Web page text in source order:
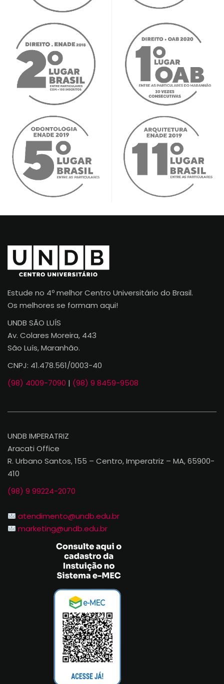
Estude no 4º melhor Centro Universitário do Brasil.
Os melhores se formam aqui!
UNDB SÃO LUÍS
Av. Colares Moreira, 443
São Luís, Maranhão.
CNPJ: 41.478.561/0003-40
(98) 4009-7090 | (98) 9 8459-9508
UNDB IMPERATRIZ
Aracati Office
R. Urbano Santos, 155 – Centro, Imperatriz – MA, 65900-
410
(98) 9 99224-2070
atendimento@undb.edu.br
marketing@undb.edu.br